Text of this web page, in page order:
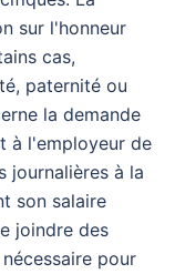
sur l'honneur
cas,
paternité ou
la demande
à l'employeur de
journalières à la
son salaire
joindre des
pour